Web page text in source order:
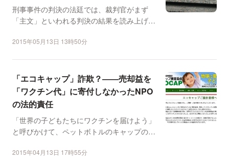
刑事事件の判決の法廷では、裁判官がまず
「主文」といわれる判決の結果を読み上げる
2015年05月13日 13時50分
「エコキャップ」詐欺？――売却益を
「ワクチン代」に寄付しなかったNPO
の法的責任
「世界の子どもたちにワクチンを届けよう」
と呼びかけて、ペットボトルのキャップのリ
2015年04月13日 17時55分